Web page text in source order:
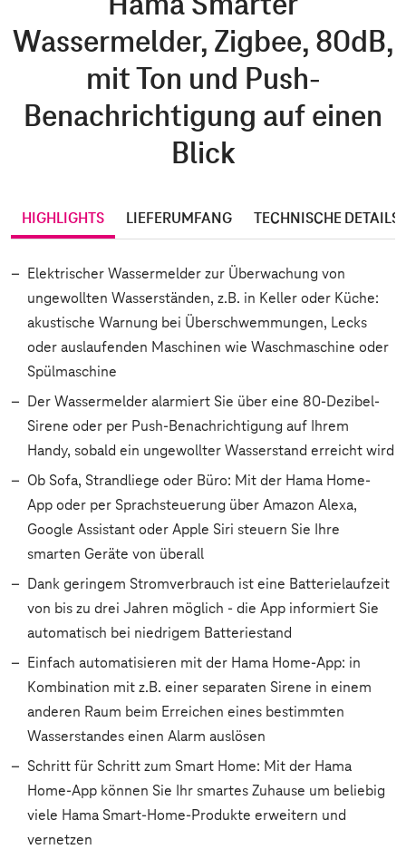
Wassermelder, Zigbee, 80dB,
mit Ton und Push-
Benachrichtigung auf einen
Blick
HIGHLIGHTS LIEFERUMFANG TECHNISCHE DETAILS
Elektrischer Wassermelder zur Überwachung von
ungewollten Wasserständen, z.B. in Keller oder Küche:
akustische Warnung bei Überschwemmungen, Lecks
oder auslaufenden Maschinen wie Waschmaschine oder
Spülmaschine
Der Wassermelder alarmiert Sie über eine 80-Dezibel-
Sirene oder per Push-Benachrichtigung auf Ihrem
Handy, sobald ein ungewollter Wasserstand erreicht wird
Ob Sofa, Strandliege oder Büro: Mit der Hama Home-
App oder per Sprachsteuerung über Amazon Alexa,
Google Assistant oder Apple Siri steuern Sie Ihre
smarten Geräte von überall
Dank geringem Stromverbrauch ist eine Batterielaufzeit
von bis zu drei Jahren möglich - die App informiert Sie
automatisch bei niedrigem Batteriestand
Einfach automatisieren mit der Hama Home-App: in
Kombination mit z.B. einer separaten Sirene in einem
anderen Raum beim Erreichen eines bestimmten
Wasserstandes einen Alarm auslösen
Schritt für Schritt zum Smart Home: Mit der Hama
Home-App können Sie Ihr smartes Zuhause um beliebig
viele Hama Smart-Home-Produkte erweitern und
vernetzen